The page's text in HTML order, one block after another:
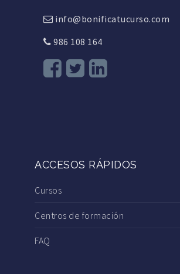
info@bonificatucurso.com
986 108 164
ACCESOS RÁPIDOS
Cursos
Centros de formación
FAQ